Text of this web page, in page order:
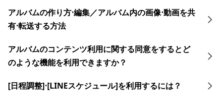
アルバムの作り方⋅編集／アルバム内の画像⋅動画を共
有⋅転送する方法
アルバムのコンテンツ利用に関する同意をするとど
のような機能を利用できますか？
[日程調整]⋅[LINEスケジュール]を利用するには？